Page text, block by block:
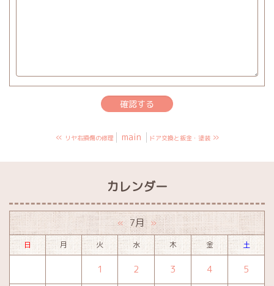
« リヤ右損傷の修理 main ドア交換と鈑金・塗装»
カレンダー
« 7月 »
日 月 火 水 木 金 土
1 2 3 4 5